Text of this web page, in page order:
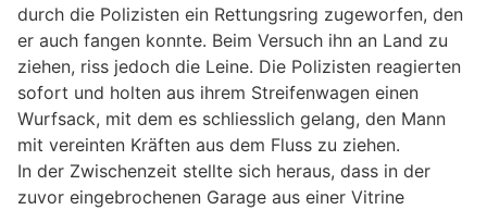
durch die Polizisten ein Rettungsring zugeworfen, den
er auch fangen konnte. Beim Versuch ihn an Land zu
ziehen, riss jedoch die Leine. Die Polizisten reagierten
sofort und holten aus ihrem Streifenwagen einen
Wurfsack, mit dem es schliesslich gelang, den Mann
mit vereinten Kräften aus dem Fluss zu ziehen.
In der Zwischenzeit stellte sich heraus, dass in der
zuvor eingebrochenen Garage aus einer Vitrine